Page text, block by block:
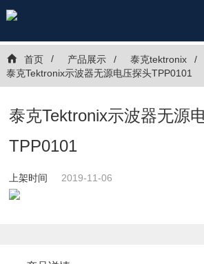
首页 产品展示
泰克tektronix
泰克Tektronix示波器无源电压探头TPP0101
泰克Tektronix示波器无源
TPP0101
上架时间 2019-11-06